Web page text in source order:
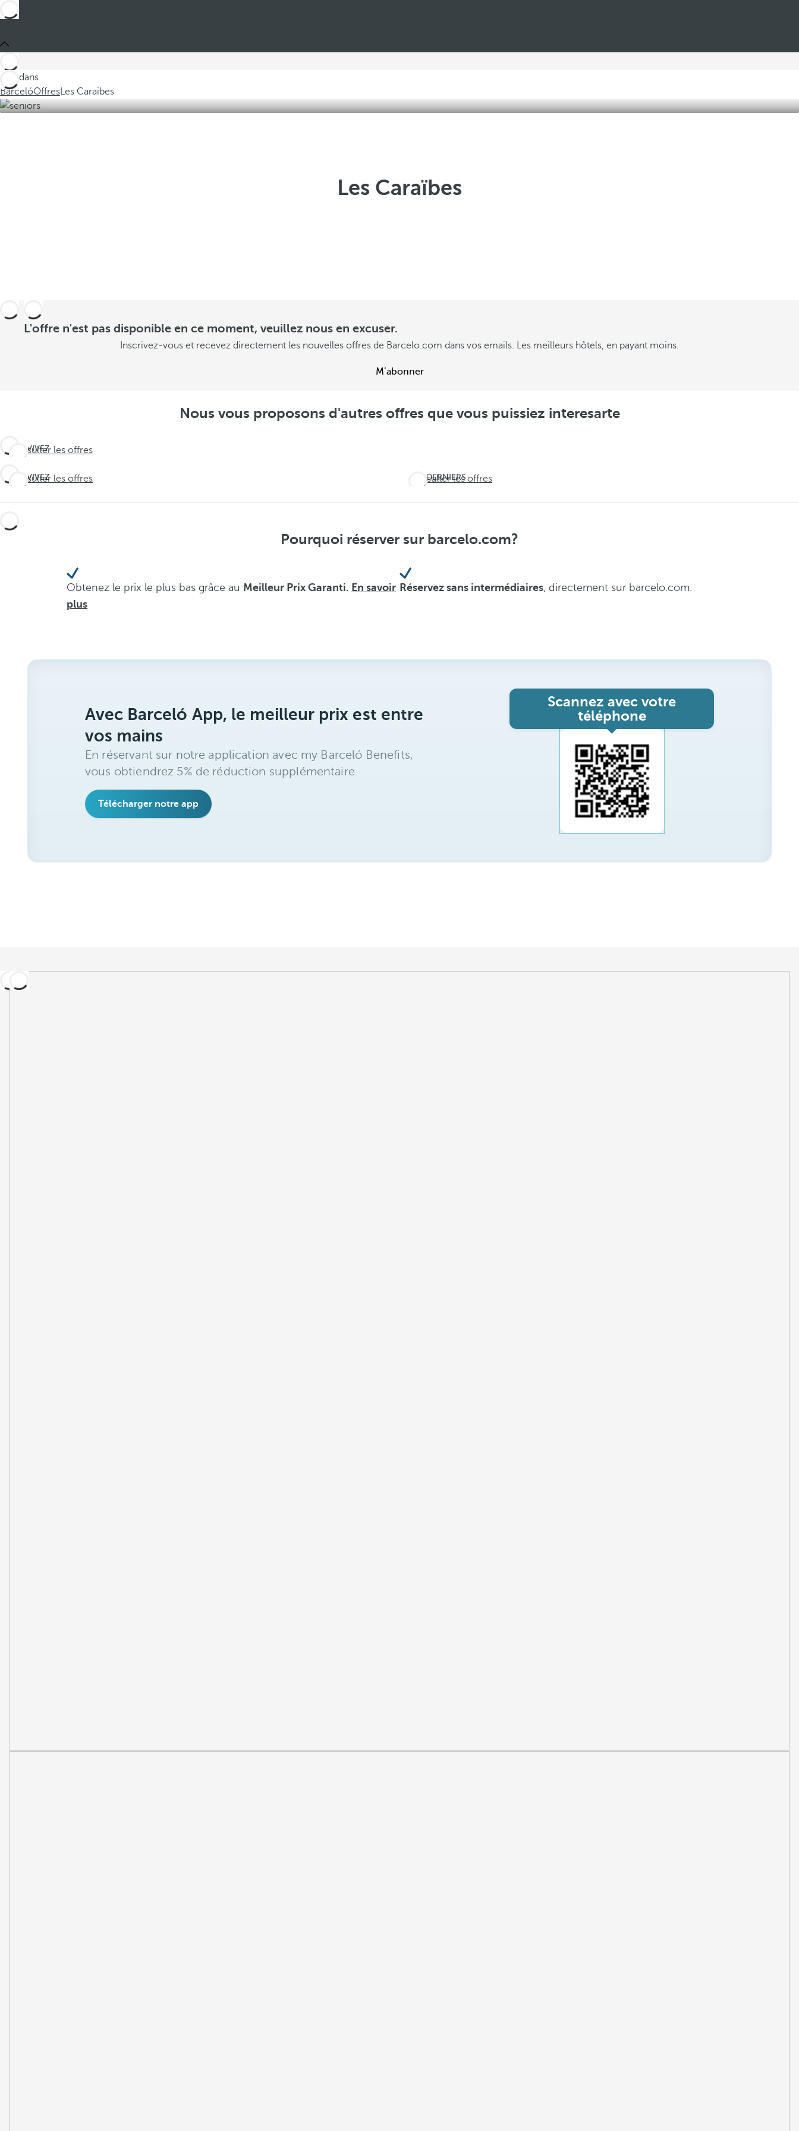
Ces dans
BarcelóOffresLes Caraïbes
Les Caraïbes
L'offre n'est pas disponible en ce moment, veuillez nous en excuser.
Inscrivez-vous et recevez directement les nouvelles offres de Barcelo.com dans vos emails. Les meilleurs hôtels, en payant moins.
M’abonner
Nous vous proposons d'autres offres que vous puissiez interesarte
VIVEZ
Travel
deeper
Consulter les offres
VIVEZ
Travel
Consulter les offres
DERNIERS
Ne
pas l'été
échapper
Consulter les offres
Pourquoi réserver sur barcelo.com?
Obtenez le prix le plus bas grâce au Meilleur Prix Garanti. En savoir
plus
Réservez sans intermédiaires, directement sur barcelo.com.
Avec Barceló App, le meilleur prix est entre
vos mains
En réservant sur notre application avec my Barceló Benefits,
vous obtiendrez 5% de réduction supplémentaire.
Télécharger notre app
Scannez avec votre
téléphone